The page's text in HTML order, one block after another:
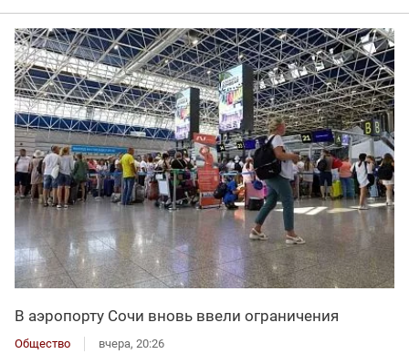
В аэропорту Сочи вновь ввели ограничения
Общество вчера, 20:26